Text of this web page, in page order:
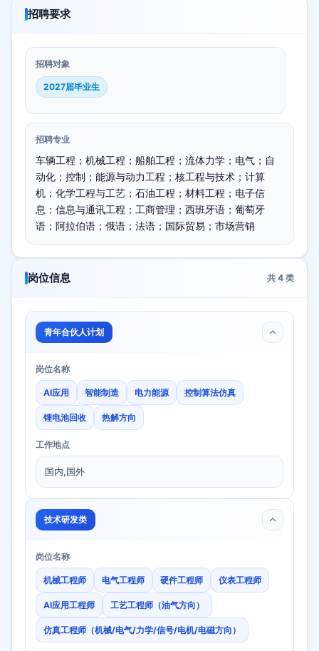
招聘要求
招聘对象
2027届毕业生
招聘专业
车辆工程；机械工程；船舶工程；流体力学；电气；自
动化；控制；能源与动力工程；核工程与技术；计算
机；化学工程与工艺；石油工程；材料工程；电子信
息；信息与通讯工程；工商管理；西班牙语；葡萄牙
语；阿拉伯语；俄语；法语；国际贸易；市场营销
岗位信息 共 4 类
青年合伙人计划
岗位名称
AI应用 智能制造 电力能源 控制算法仿真
锂电池回收 热解方向
工作地点
国内,国外
技术研发类
岗位名称
机械工程师 电气工程师 硬件工程师 仪表工程师
AI应用工程师 工艺工程师（油气方向）
仿真工程师（机械/电气/力学/信号/电机/电磁方向）